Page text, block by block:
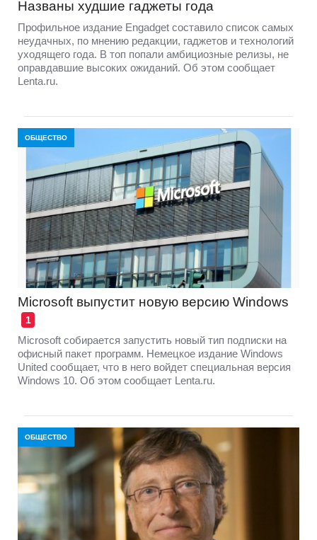
Названы худшие гаджеты года
Профильное издание Engadget составило список самых
неудачных, по мнению редакции, гаджетов и технологий
уходящего года. В топ попали амбициозные релизы, не
оправдавшие высоких ожиданий. Об этом сообщает
Lenta.ru.
ОБЩЕСТВО
Microsoft выпустит новую версию Windows
1
Microsoft собирается запустить новый тип подписки на
офисный пакет программ. Немецкое издание Windows
United сообщает, что в него войдет специальная версия
Windows 10. Об этом сообщает Lenta.ru.
ОБЩЕСТВО